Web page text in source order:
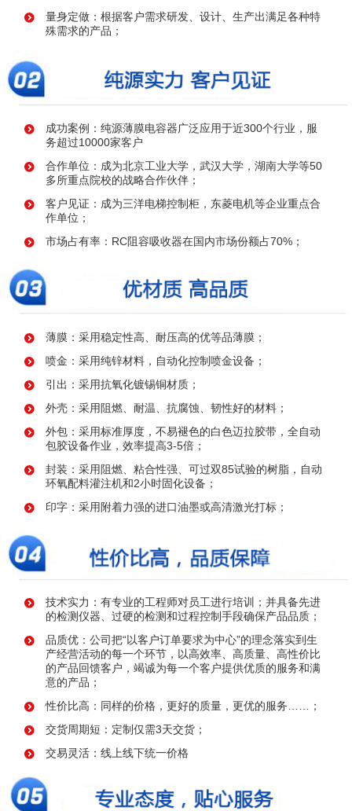
量身定做：根据客户需求研发、设计、生产出满足各种特
殊需求的产品；
成功案例：纯源薄膜电容器广泛应用于近300个行业，服
务超过10000家客户
合作单位：成为北京工业大学，武汉大学，湖南大学等50
多所重点院校的战略合作伙伴；
客户见证：成为三洋电梯控制柜，东菱电机等企业重点合
作单位；
市场占有率：RC阻容吸收器在国内市场份额占70%；
薄膜：采用稳定性高、耐压高的优等品薄膜；
喷金：采用纯锌材料，自动化控制喷金设备；
引出：采用抗氧化镀锡铜材质；
外壳：采用阻燃、耐温、抗腐蚀、韧性好的材料；
外包：采用标准厚度，不易褪色的白色迈拉胶带，全自动
包胶设备作业，效率提高3-5倍；
封装：采用阻燃、粘合性强、可过双85试验的树脂，自动
环氧配料灌注机和2小时固化设备；
印字：采用附着力强的进口油墨或高清激光打标；
技术实力：有专业的工程师对员工进行培训；并具备先进
的检测仪器、过硬的检测和过程控制手段确保产品品质；
品质优：公司把“以客户订单要求为中心”的理念落实到生
产经营活动的每一个环节，以高效率、高质量、高性价比
的产品回馈客户，竭诚为每一个客户提供优质的服务和满
意的产品；
性价比高：同样的价格，更好的质量，更优的服务……；
交货周期短：定制仅需3天交货；
交易灵活：线上线下统一价格